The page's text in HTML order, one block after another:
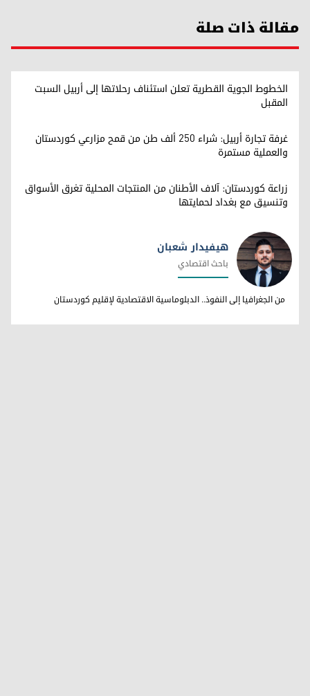
مقالة ذات صلة
الخطوط الجوية القطرية تعلن استئناف رحلاتها إلى أربيل السبت
المقبل
غرفة تجارة أربيل: شراء 250 ألف طن من قمح مزارعي كوردستان
والعملية مستمرة
زراعة كوردستان: آلاف الأطنان من المنتجات المحلية تغرق الأسواق
وتنسيق مع بغداد لحمايتها
هيفيدار شعبان
هيفيدار شعبان
باحث اقتصادي
من الجغرافيا إلى النفوذ.. الدبلوماسية الاقتصادية لإقليم كوردستان